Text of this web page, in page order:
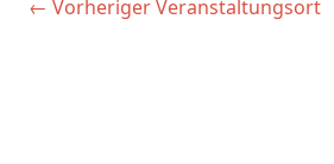
← Vorheriger Veranstaltungsort